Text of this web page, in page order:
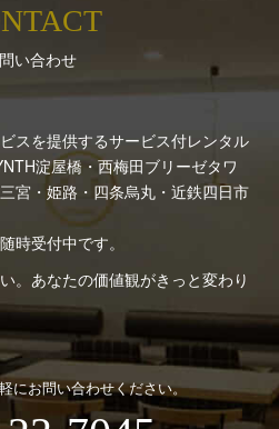
い合わせ
スを提供するサービス付レンタル
淀屋橋・西梅田ブリーゼタワ
宮・姫路・四条烏丸・近鉄四日市
時受付中です。
。あなたの価値観がきっと変わり
にお問い合わせください。